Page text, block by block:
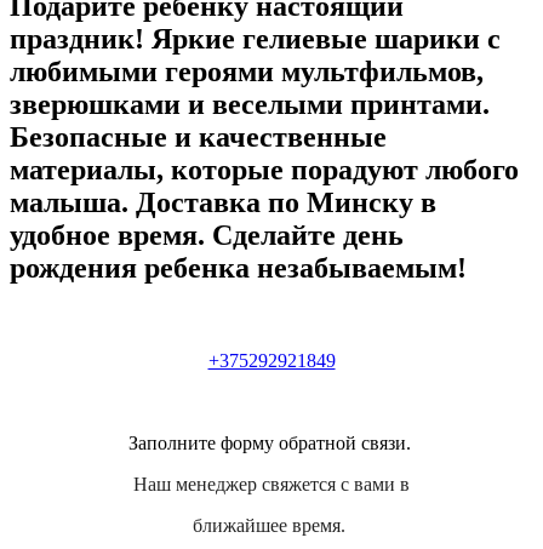
праздник! Яркие гелиевые шарики с
любимыми героями мультфильмов,
зверюшками и веселыми принтами.
Безопасные и качественные
материалы, которые порадуют любого
малыша. Доставка по Минску в
удобное время. Сделайте день
рождения ребенка незабываемым!
+375292921849
Заполните форму обратной связи.
Наш менеджер свяжется с вами в
ближайшее время.